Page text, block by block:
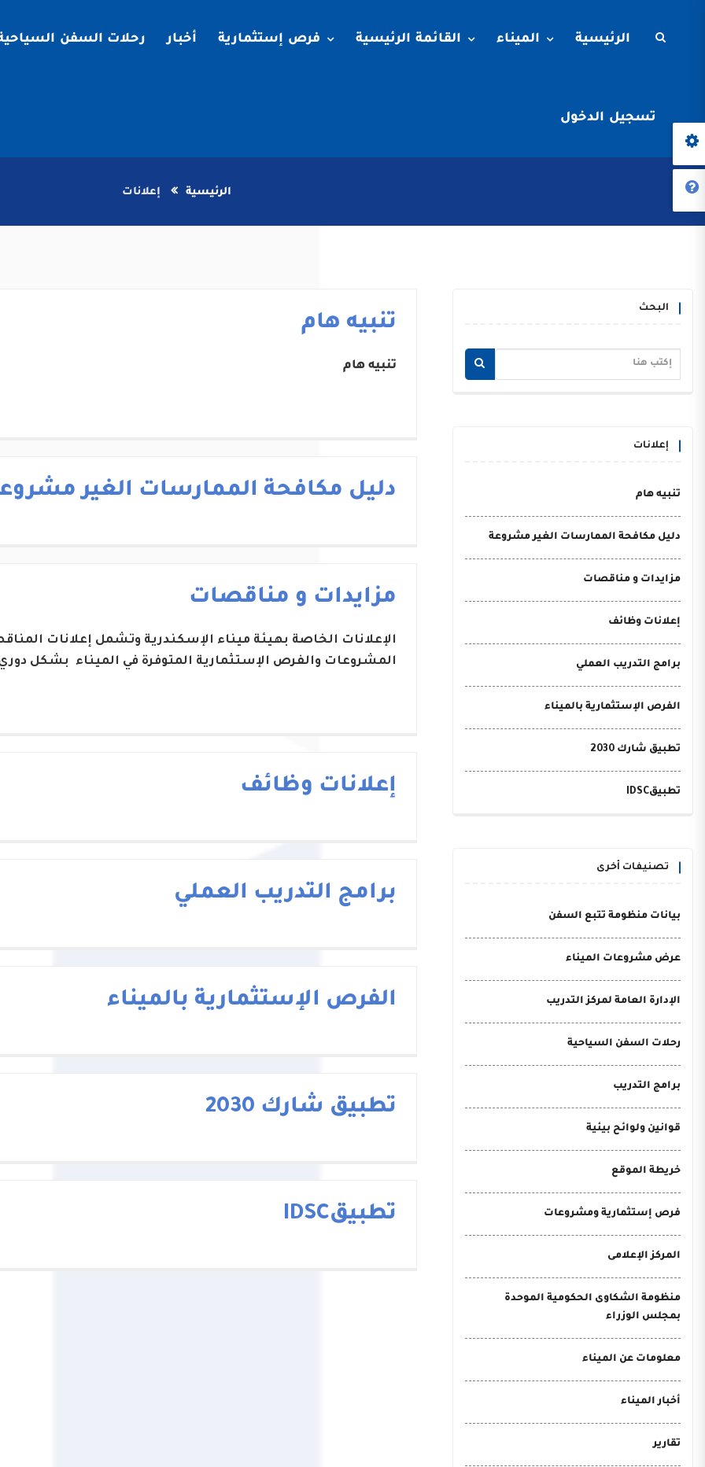
الرئيسية الميناء القائمة الرئيسية فرص إستثمارية أخبار رحلات السفن
تسجيل الدخول
الرئيسية إعلانات
البحث
إعلانات
تنبيه هام
دليل مكافحة الممارسات الغير مشروعة
مزايدات و مناقصات
إعلانات وظائف
برامج التدريب العملي
الفرص الإستثمارية بالميناء
تطبيق شارك 2030
تطبيقIDSC
تصنيفات أخرى
بيانات منظومة تتبع السفن
عرض مشروعات الميناء
الإدارة العامة لمركز التدريب
رحلات السفن السياحية
برامج التدريب
قوانين ولوائح بيئية
خريطة الموقع
فرص إستثمارية ومشروعات
المركز الإعلامى
منظومة الشكاوى الحكومية الموحدة
بمجلس الوزراء
معلومات عن الميناء
أخبار الميناء
تقارير
تنبيه هام
تنبيه هام
دليل مكافحة الممارسات الغير
مزايدات و مناقصات
الإعلانات الخاصة بهيئة ميناء الإسكندرية وتشمل إعلانات
المشروعات والفرص الإستثمارية المتوفرة في الميناء بشكل
إعلانات وظائف
برامج التدريب العملي
الفرص الإستثمارية بالميناء
تطبيق شارك 2030
تطبيقIDSC